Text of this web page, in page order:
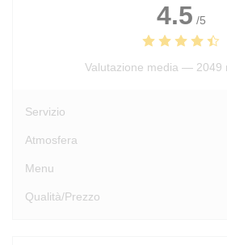
4.5 /5
Valutazione media — 2049
Servizio
Atmosfera
Menu
Qualità/Prezzo